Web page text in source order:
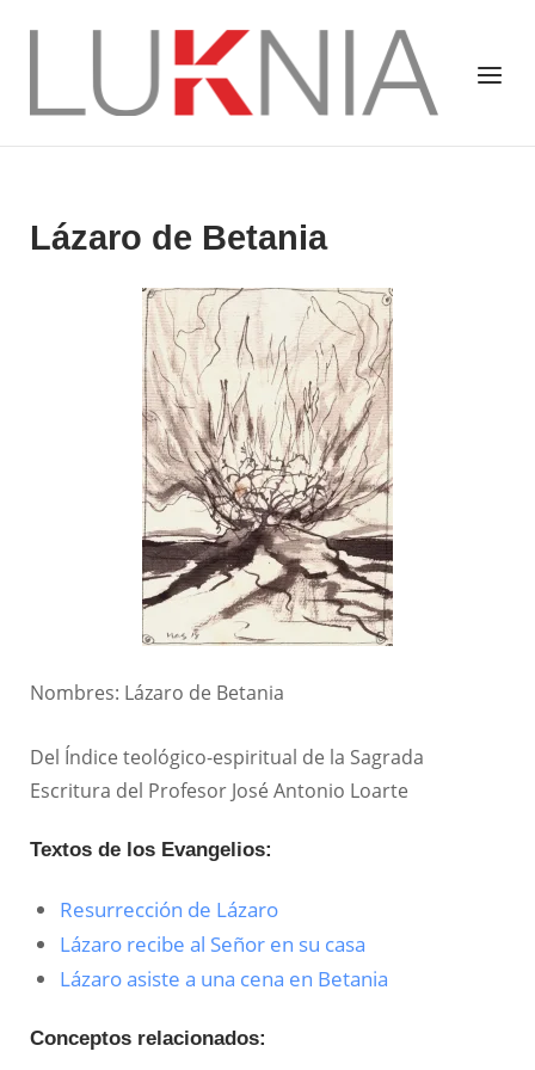
Menú
Lázaro de Betania
Nombres: Lázaro de Betania
Del Índice teológico-espiritual de la Sagrada
Escritura del Profesor José Antonio Loarte
Textos de los Evangelios:
Resurrección de Lázaro
Lázaro recibe al Señor en su casa
Lázaro asiste a una cena en Betania
Conceptos relacionados: